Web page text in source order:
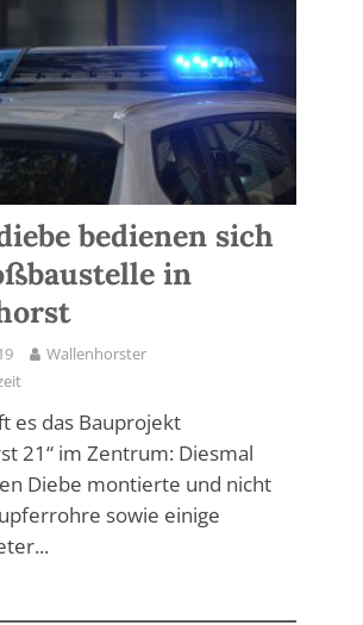
bedienen sich
in
Wallenhorster
es das Bauprojekt
21“ im Zentrum: Diesmal
Diebe montierte und nicht
sowie einige